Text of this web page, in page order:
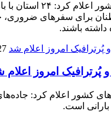
رییس پلیس راه کشور
برای سفرهای ضروری،
باشند.
27 آذر
پُرترافیک امروز اعلام
بارانی است.